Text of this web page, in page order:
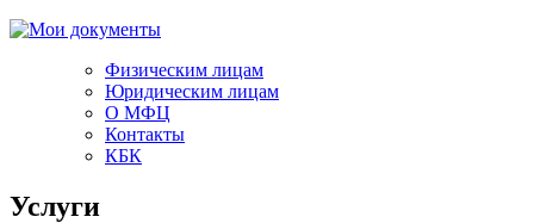
Физическим лицам
Юридическим лицам
О МФЦ
Контакты
КБК
Услуги